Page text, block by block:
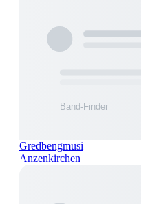
Gredbengmusi
Anzenkirchen